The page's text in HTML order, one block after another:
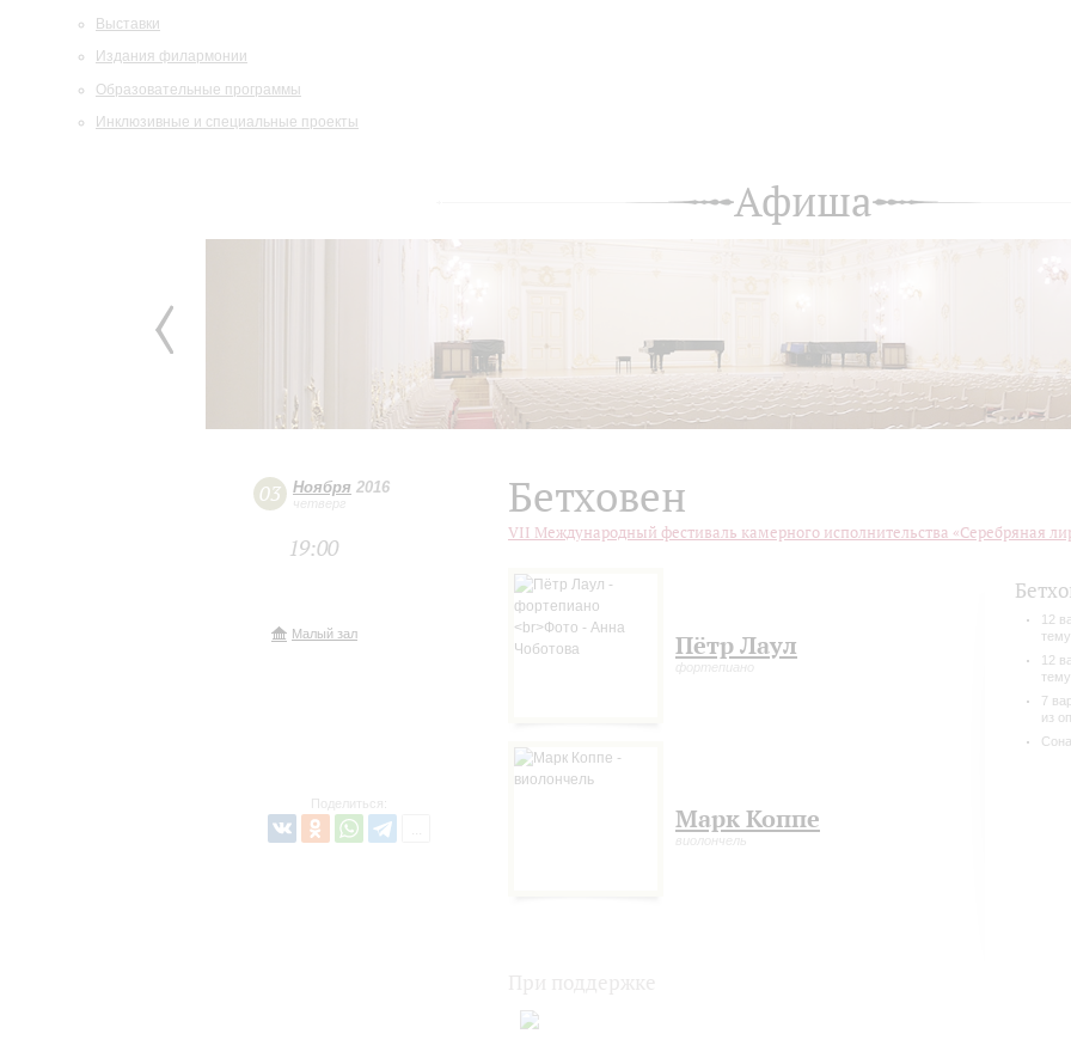
Выставки
Издания филармонии
Образовательные программы
Инклюзивные и специальные проекты
Афиша
03 Ноября 2016
четверг
19:00
Малый зал
Поделиться:
Бетховен
VII Международный фестиваль камерного исполнительства «Серебряная
Пётр Лаул
фортепиано
Марк Коппе
виолончель
12
12
7
из